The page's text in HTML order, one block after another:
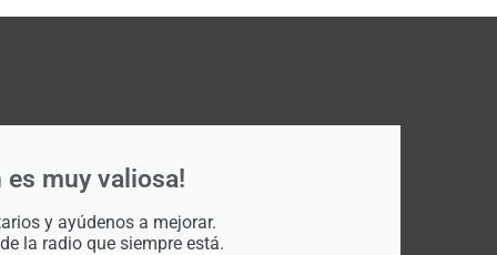
es muy valiosa!
y ayúdenos a mejorar.
la radio que siempre está.